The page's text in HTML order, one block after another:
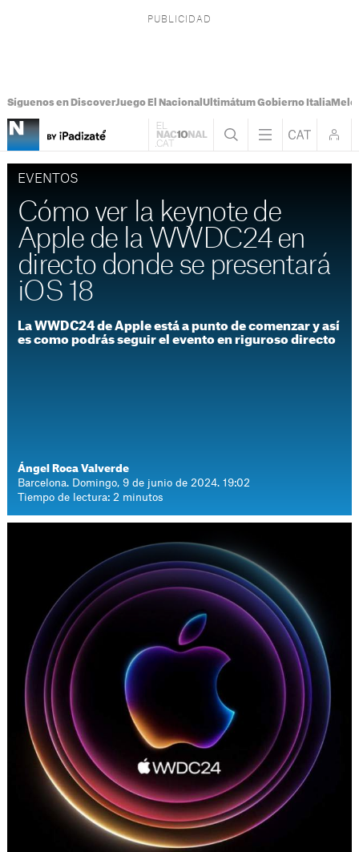
Síguenos en DiscoverJuego El Nacional Ultimátum Gobierno Italia
EVENTOS
Cómo ver la keynote de
Apple de la WWDC24 en
directo donde se presentará
iOS 18
La WWDC24 de Apple está a punto de comenzar y así
es como podrás seguir el evento en riguroso directo
Ángel Roca Valverde
Barcelona. Domingo, 9 de junio de 2024. 19:02
Tiempo de lectura: 2 minutos